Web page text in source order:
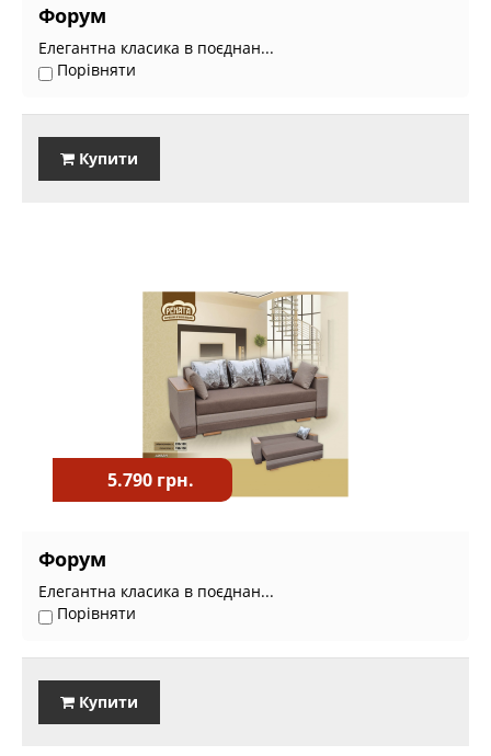
Форум
Елегантна класика в поєднан...
Порівняти
Купити
5.790 грн.
Форум
Елегантна класика в поєднан...
Порівняти
Купити